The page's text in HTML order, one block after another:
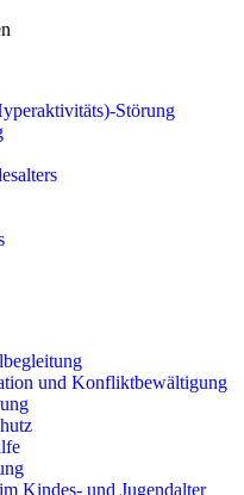
Störung
und Konfliktbewältigung
Kindes- und Jugendalter